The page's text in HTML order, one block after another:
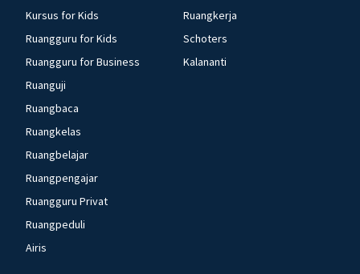
Kursus for Kids
Ruangguru for Kids
Ruangguru for Business
Ruanguji
Ruangbaca
Ruangkelas
Ruangbelajar
Ruangpengajar
Ruangguru Privat
Ruangpeduli
Airis
Ruangkerja
Schoters
Kalananti